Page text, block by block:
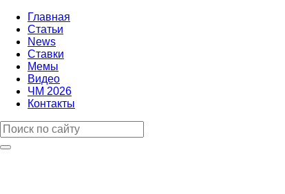
Главная
Статьи
News
Ставки
Мемы
Видео
ЧМ 2026
Контакты